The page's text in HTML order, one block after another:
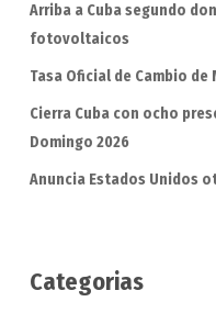
Arriba a Cuba segundo
fotovoltaicos
Tasa Oficial de Cambio de
Cierra Cuba con ocho
Domingo 2026
Anuncia Estados Unidos
Categorias